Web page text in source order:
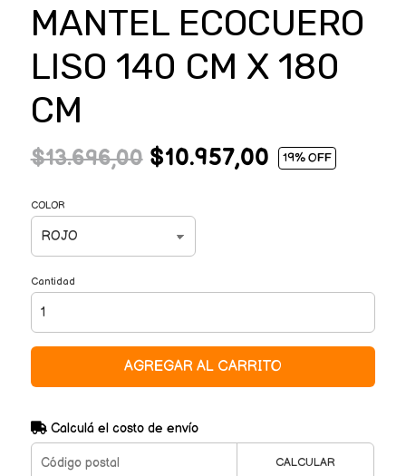
MANTEL ECOCUERO
LISO 140 CM X 180
CM
$13.696,00$10.957,00 19% OFF
COLOR
Cantidad
AGREGAR AL CARRITO
Calculá el costo de envío
CALCULAR